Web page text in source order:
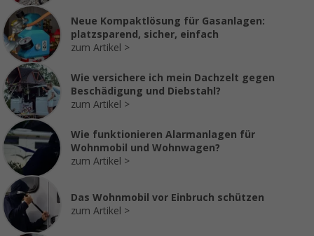
Neue Kompaktlösung für Gasanlagen:
platzsparend, sicher, einfach
zum Artikel
Wie versichere ich mein Dachzelt gegen
Beschädigung und Diebstahl?
zum Artikel
Wie funktionieren Alarmanlagen für
Wohnmobil und Wohnwagen?
zum Artikel
Das Wohnmobil vor Einbruch schützen
zum Artikel